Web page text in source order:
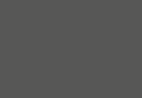
– Incorporação
é legítima quando
da empresa
pode ser